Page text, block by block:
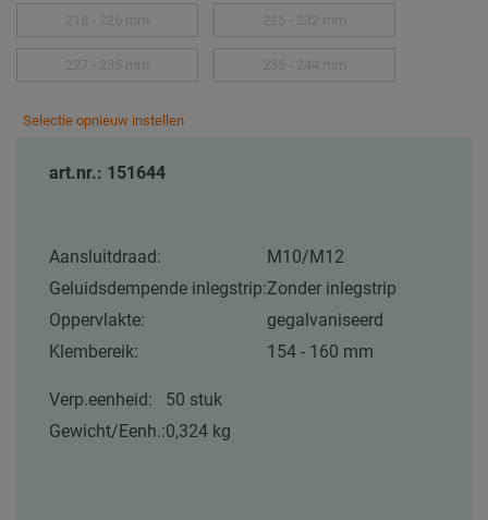
Selectie opnieuw instellen
art.nr.: 151644
Aansluitdraad:
M10/M12
Geluidsdempende inlegstrip:Zonder inlegstrip
Oppervlakte:
gegalvaniseerd
Klembereik:
154 - 160 mm
Verp.eenheid:
50 stuk
Gewicht/Eenh.:0,324 kg